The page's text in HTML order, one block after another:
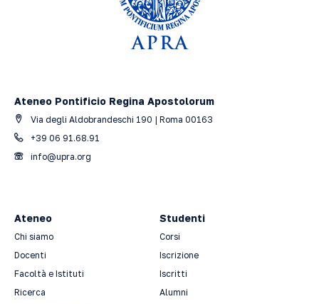
Ateneo Pontificio Regina Apostolorum
Via degli Aldobrandeschi 190 | Roma 00163
+39 06 91.68.91
info@upra.org
Ateneo
Chi siamo
Docenti
Facoltà e Istituti
Ricerca
Studenti
Corsi
Iscrizione
Iscritti
Alumni